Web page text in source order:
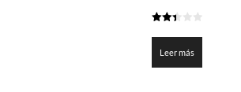
de 5
Leer más